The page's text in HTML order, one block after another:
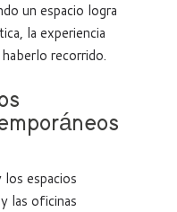
un espacio logra
la experiencia
recorrido.
los espacios
las oficinas